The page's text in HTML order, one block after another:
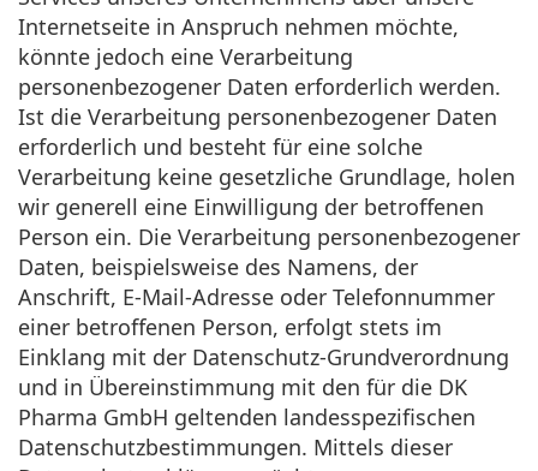
Internetseite in Anspruch nehmen möchte,
könnte jedoch eine Verarbeitung
personenbezogener Daten erforderlich werden.
Ist die Verarbeitung personenbezogener Daten
erforderlich und besteht für eine solche
Verarbeitung keine gesetzliche Grundlage, holen
wir generell eine Einwilligung der betroffenen
Person ein. Die Verarbeitung personenbezogener
Daten, beispielsweise des Namens, der
Anschrift, E-Mail-Adresse oder Telefonnummer
einer betroffenen Person, erfolgt stets im
Einklang mit der Datenschutz-Grundverordnung
und in Übereinstimmung mit den für die DK
Pharma GmbH geltenden landesspezifischen
Datenschutzbestimmungen. Mittels dieser